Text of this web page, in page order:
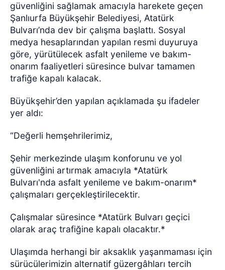
güvenliğini sağlamak amacıyla harekete geçen
Şanlıurfa Büyükşehir Belediyesi, Atatürk
Bulvarı’nda dev bir çalışma başlattı. Sosyal
medya hesaplarından yapılan resmi duyuruya
göre, yürütülecek asfalt yenileme ve bakım-
onarım faaliyetleri süresince bulvar tamamen
trafiğe kapalı kalacak.
Büyükşehir’den yapılan açıklamada şu ifadeler
yer aldı:
“Değerli hemşehrilerimiz,
Şehir merkezinde ulaşım konforunu ve yol
güvenliğini artırmak amacıyla *Atatürk
Bulvarı'nda asfalt yenileme ve bakım-onarım*
çalışmaları gerçekleştirilecektir.
Çalışmalar süresince *Atatürk Bulvarı geçici
olarak araç trafiğine kapalı olacaktır.*
Ulaşımda herhangi bir aksaklık yaşanmaması için
sürücülerimizin alternatif güzergâhları tercih